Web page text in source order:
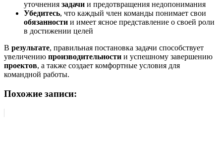
уточнения задачи и предотвращения недопонимания
Убедитесь, что каждый член команды понимает свои
обязанности и имеет ясное представление о своей роли
в достижении целей
В результате, правильная постановка задачи способствует
увеличению производительности и успешному завершению
проектов, а также создает комфортные условия для
командной работы.
Похожие записи: